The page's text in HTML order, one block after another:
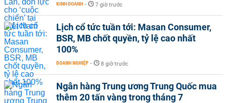
KINH DOANH - 7 giờ trước
Lịch cổ tức tuần tới: Masan Consumer,
BSR, MB chốt quyền, tỷ lệ cao nhất
100%
DOANH NGHIỆP - 8 giờ trước
Ngân hàng Trung ương Trung Quốc mua
thêm 20 tấn vàng trong tháng 7